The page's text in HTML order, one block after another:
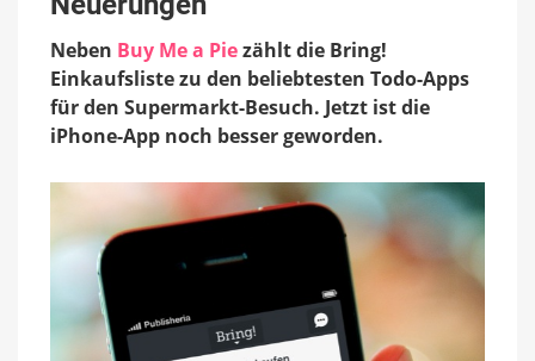
&
viele
Neuerungen
Neben Buy Me a Piezählt die Bring!
Einkaufsliste zu den beliebtesten Todo-Apps
für den Supermarkt-Besuch. Jetzt ist die
iPhone-App noch besser geworden.